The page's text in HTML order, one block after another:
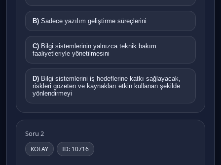
B) Sadece yazılım geliştirme süreçlerini
C)
faaliyetleriyle yönetilmesini
D)
riskleri gözeten ve kaynakları etkin kullanan şekilde
yönlendirmeyi
Soru 2
KOLAY ID: 10716